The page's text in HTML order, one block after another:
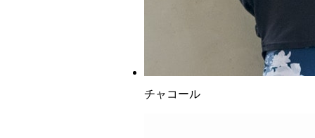
チャコール